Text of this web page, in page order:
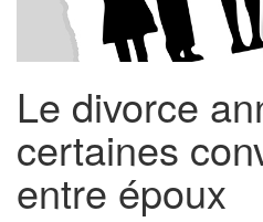
Le divorce
certaines
entre époux